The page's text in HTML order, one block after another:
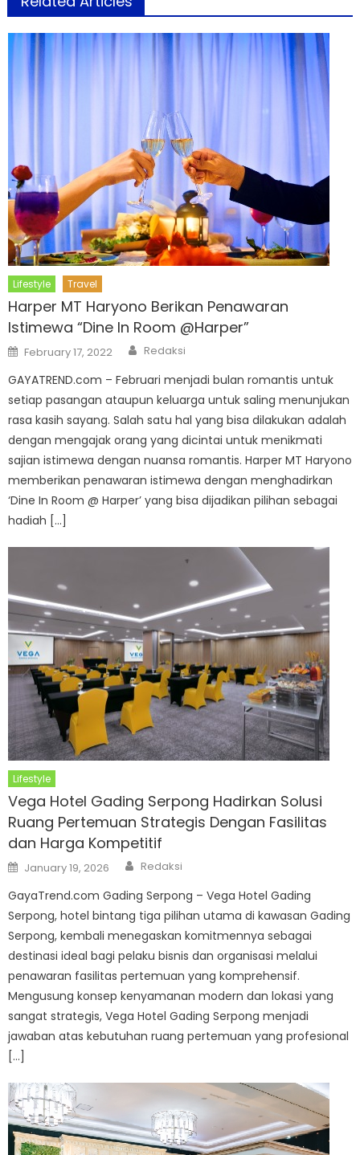
Lifestyle Travel
Harper MT Haryono Berikan Penawaran
Istimewa “Dine In Room @Harper”
Posted
on
February 17, 2022 Author
Redaksi
GAYATREND.com – Februari menjadi bulan romantis untuk
setiap pasangan ataupun keluarga untuk saling menunjukan
rasa kasih sayang. Salah satu hal yang bisa dilakukan adalah
dengan mengajak orang yang dicintai untuk menikmati
sajian istimewa dengan nuansa romantis. Harper MT Haryono
memberikan penawaran istimewa dengan menghadirkan
‘Dine In Room @ Harper’ yang bisa dijadikan pilihan sebagai
hadiah […]
Lifestyle
Vega Hotel Gading Serpong Hadirkan Solusi
Ruang Pertemuan Strategis Dengan Fasilitas
dan Harga Kompetitif
Posted
on
January 19, 2026 Author
Redaksi
GayaTrend.com Gading Serpong – Vega Hotel Gading
Serpong, hotel bintang tiga pilihan utama di kawasan Gading
Serpong, kembali menegaskan komitmennya sebagai
destinasi ideal bagi pelaku bisnis dan organisasi melalui
penawaran fasilitas pertemuan yang komprehensif.
Mengusung konsep kenyamanan modern dan lokasi yang
sangat strategis, Vega Hotel Gading Serpong menjadi
jawaban atas kebutuhan ruang pertemuan yang profesional
[…]